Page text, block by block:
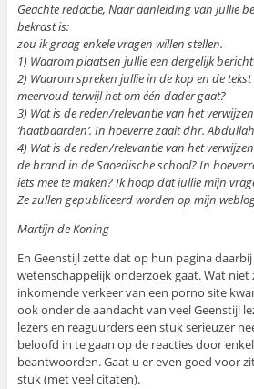
Geachte redactie, Naar aanleiding van jullie
bekrast is:
zou ik graag enkele vragen willen stellen.
1) Waarom plaatsen jullie een dergelijk
2) Waarom spreken jullie in de kop en de
meervoud terwijl het om één dader gaat?
3) Wat is de reden/relevantie van het
‘haatbaarden’. In hoeverre zaait dhr.
4) Wat is de reden/relevantie van het
de brand in de Saoedische school? In
iets mee te maken? Ik hoop dat jullie mijn
Ze zullen gepubliceerd worden op mijn
Martijn de Koning
En Geenstijl zette dat op hun pagina
wetenschappelijk onderzoek gaat. Wat niet
inkomende verkeer van een porno site
ook onder de aandacht van veel Geenstijl
lezers en reaguurders een stuk serieuzer
beloofd in te gaan op de reacties door
beantwoorden. Gaat u er even goed voor
stuk (met veel citaten).